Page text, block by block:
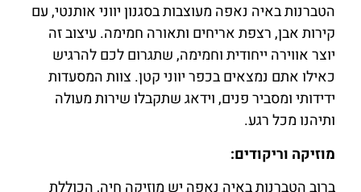
הטברנות באיה נאפה מעוצבות בסגנון יווני אותנטי, עם
קירות אבן, רצפת אריחים ותאורה חמימה. עיצוב זה
יוצר אווירה ייחודית וחמימה, שתגרום לכם להרגיש
כאילו אתם נמצאים בכפר יווני קטן. צוות המסעדות
ידידותי ומסביר פנים, וידאג שתקבלו שירות מעולה
ותיהנו מכל רגע.
מוזיקה וריקודים:
ברוב הטברנות באיה נאפה יש מוזיקה חיה, הכוללת